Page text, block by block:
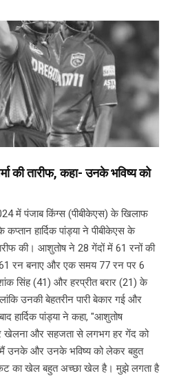
की तारीफ, कहा- उनके भविष्य को
में पंजाब किंग्स (पीबीकेएस) के खिलाफ
हार्दिक पांड्या ने पीबीकेएस के
की। आशुतोष ने 28 गेंदों में 61 रनों की
61 रन बनाए और एक समय 77 रन पर 6
सिंह (41) और हरप्रीत बरार (21) के
उनकी बेहतरीन पारी बेकार गई और
हार्दिक पांड्या ने कहा, "आशुतोष
खेलना और सहजता से लगभग हर गेंद को
मैं उनके और उनके भविष्य को लेकर बहुत
का खेल बहुत अच्छा खेल है। मुझे लगता है